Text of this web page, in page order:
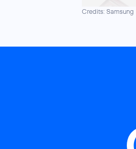
Credits: Samsung